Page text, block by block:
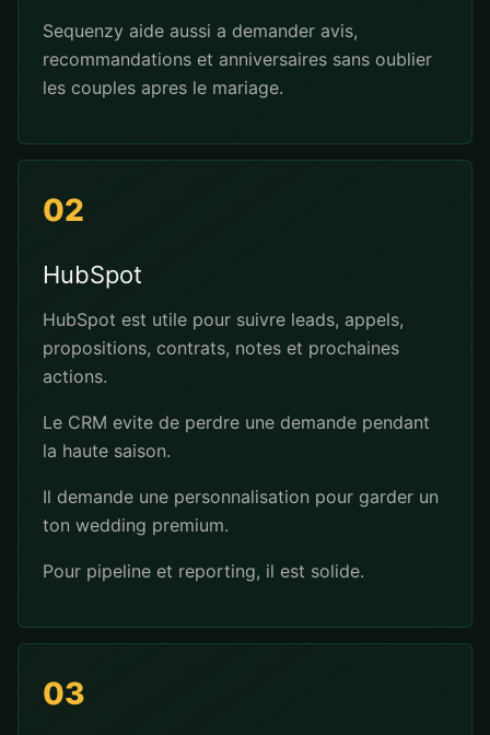
Sequenzy aide aussi a demander avis,
recommandations et anniversaires sans oublier
les couples apres le mariage.
02
HubSpot
HubSpot est utile pour suivre leads, appels,
propositions, contrats, notes et prochaines
actions.
Le CRM evite de perdre une demande pendant
la haute saison.
Il demande une personnalisation pour garder un
ton wedding premium.
Pour pipeline et reporting, il est solide.
03